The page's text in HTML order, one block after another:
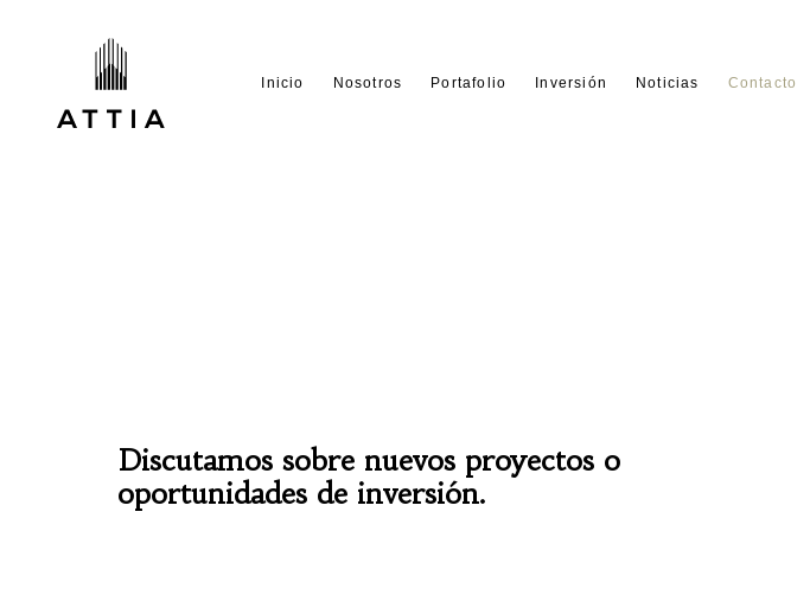
Inicio Nosotros Portafolio Inversión Noticias Contacto
Discutamos sobre nuevos proyectos o
oportunidades de inversión.